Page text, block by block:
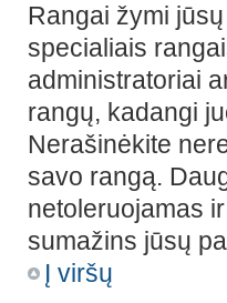
Rangai žymi
specialiais
administratoriai
rangų, kadangi
Nerašinėkite
savo rangą.
netoleruojamas
sumažins jūsų
Į viršų